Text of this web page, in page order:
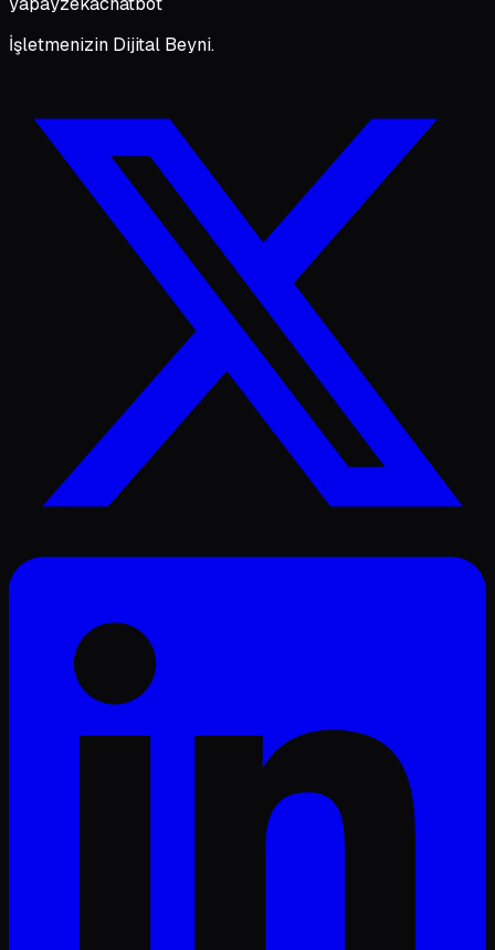
İşletmenizin Dijital Beyni.